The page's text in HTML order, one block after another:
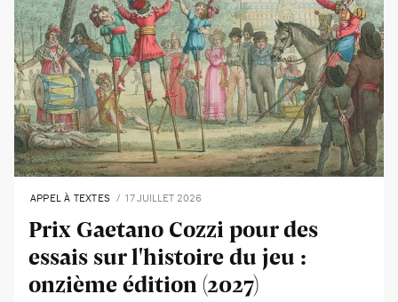
APPEL À TEXTES 17 JUILLET 2026
Prix Gaetano Cozzi pour des
essais sur l'histoire du jeu :
onzième édition (2027)